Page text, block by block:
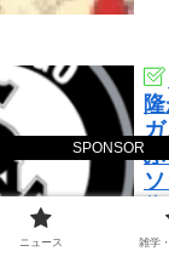
SPONSOR
ニュース 雑学